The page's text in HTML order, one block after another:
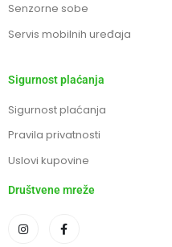
Senzorne sobe
Servis mobilnih uređaja
Sigurnost plaćanja
Sigurnost plaćanja
Pravila privatnosti
Uslovi kupovine
Društvene mreže